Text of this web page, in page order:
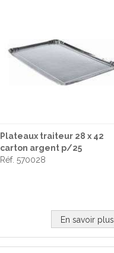
Plateaux traiteur 28 x 42
carton argent p/25
Réf. 570028
En savoir plus